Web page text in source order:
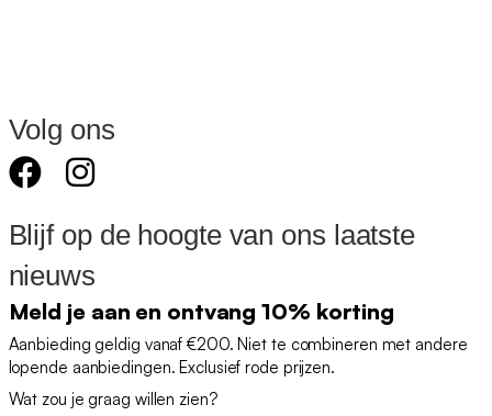
Volg ons
Blijf op de hoogte van ons laatste
nieuws
Meld je aan en ontvang 10% korting
Aanbieding geldig vanaf €200. Niet te combineren met andere
lopende aanbiedingen. Exclusief rode prijzen.
Wat zou je graag willen zien?